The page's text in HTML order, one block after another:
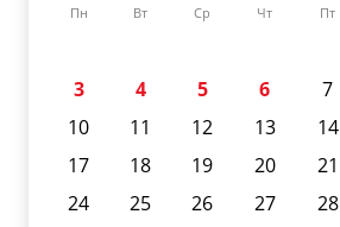
Пн Вт Ср Чт Пт
3
4 5 6 7
10
11 12 13 14
17
18 19 20 21
24
25 26 27 28